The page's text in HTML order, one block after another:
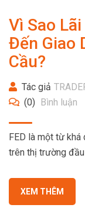
Vì Sao
Đến Giao
Cầu?
Tác giả
(0) Bình luận
FED là một từ
trên thị trường
XEM THÊM